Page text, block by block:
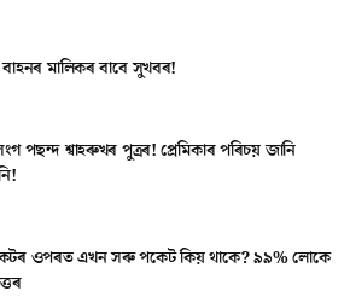
বাহনৰ মালিকৰ বাবে সুখবৰ!
পছন্দ শ্বাহৰুখৰ পুত্ৰৰ! প্ৰেমিকাৰ পৰিচয় জানি
ওপৰত এখন সৰু পকেট কিয় থাকে? ৯৯% লোকে